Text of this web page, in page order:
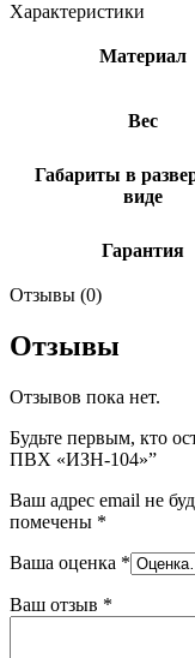
Характеристики
Материал
Вес
Габариты в
виде
Гарантия
Отзывы (0)
Отзывы
Отзывов пока нет.
Будьте первым, кто
ПВХ «ИЗН-104»”
Ваш адрес email не
помечены *
Ваша оценка *
Ваш отзыв *